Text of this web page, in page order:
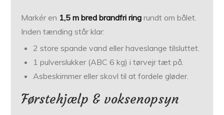
Markér en 1,5 m bred brandfri ring rundt om bålet.
Inden tænding står klar:
2 store spande vand eller haveslange tilsluttet.
1 pulverslukker (ABC 6 kg) i tørvejr tæt på.
Asbeskimmer eller skovl til at fordele gløder.
Førstehjælp & voksenopsyn